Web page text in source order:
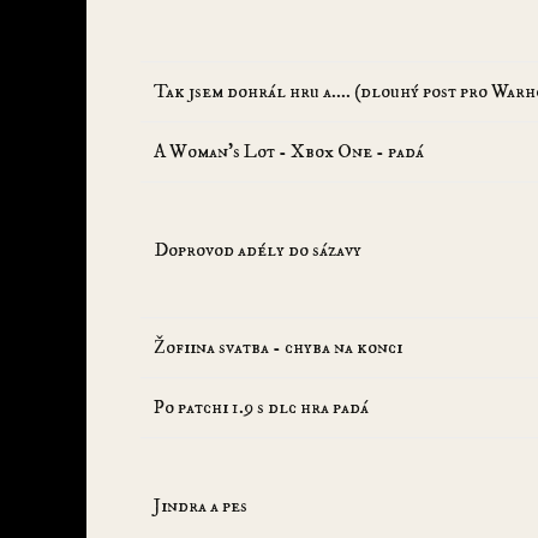
Tak jsem dohrál hru a.... (dlouhý post pro
A Woman’s Lot - Xbox One - padá
Doprovod adély do sázavy
Žofiina svatba - chyba na konci
Po patchi 1.9 s dlc hra padá
Jindra a pes